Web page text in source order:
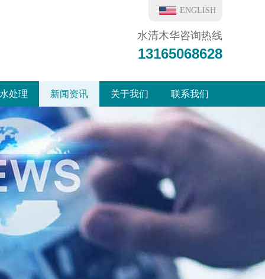
ENGLISH
水清木华咨询热线
13165068628
处理 新闻资讯 关于我们 联系我们